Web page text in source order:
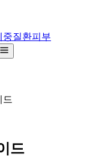
중질환피부
드
드